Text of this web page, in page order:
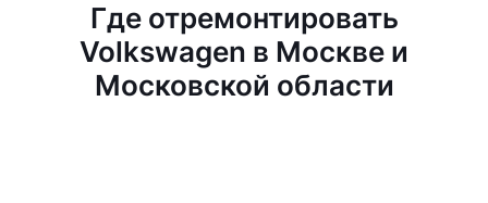
Где отремонтировать
Volkswagen в Москве и
Московской области